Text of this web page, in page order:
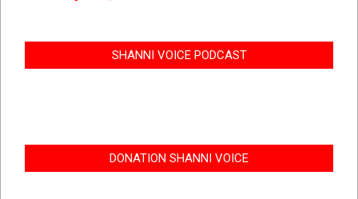
SHANNI VOICE PODCAST
DONATION SHANNI VOICE